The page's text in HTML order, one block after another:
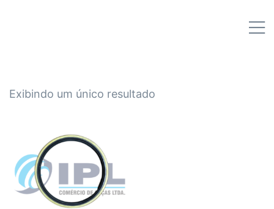
Exibindo um único resultado